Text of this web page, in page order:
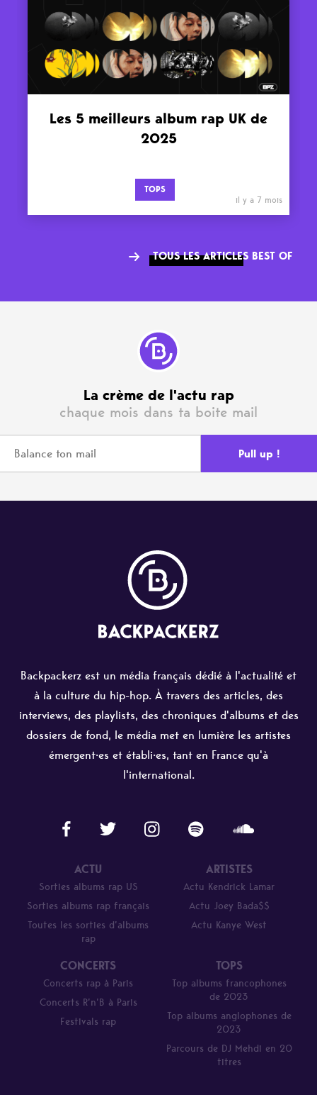
Les 5 meilleurs album rap UK de
2025
TOPS
il y a 7 mois
TOUS LES ARTICLES BEST OF
La crème de l'actu rap
chaque mois dans ta boite mail
Backpackerz est un média français dédié à l'actualité et
à la culture du hip-hop. À travers des articles, des
interviews, des playlists, des chroniques d'albums et des
dossiers de fond, le média met en lumière les artistes
émergent·es et établi·es, tant en France qu'à
l'international.
ACTU
Sorties albums rap US
Sorties albums rap français
Toutes les sorties d’albums
rap
ARTISTES
Actu Kendrick Lamar
Actu Joey Bada$$
Actu Kanye West
CONCERTS
Concerts rap à Paris
Concerts R’n’B à Paris
Festivals rap
TOPS
Top albums francophones
de 2023
Top albums anglophones de
2023
Parcours de DJ Mehdi en 20
titres